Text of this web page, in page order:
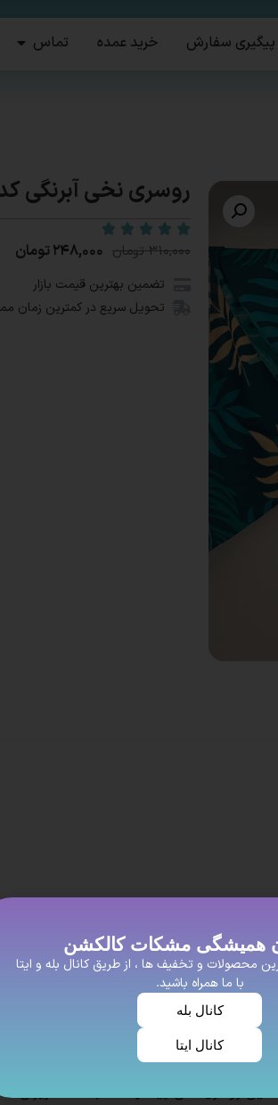
پیگیری سفارش خرید عمده تماس
روسری نخی آبرنگی
۳۱۰,۰۰۰ تومان ۲۴۸,۰۰۰تومان
تضمین بهترین قیمت بازار
تحویل سریع در کمترین زمان
روسری نخی پیشنهاد ما به شما عزیزان
همیشگی مشکات کالکشن
محصولات و تخفیف ها ، از طریق کانال بله و ایتا
با ما همراه باشید.
کانال بله
کانال ایتا